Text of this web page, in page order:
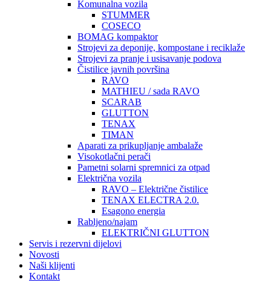
Komunalna vozila
STUMMER
COSECO
BOMAG kompaktor
Strojevi za deponije, kompostane i reciklaže
Strojevi za pranje i usisavanje podova
Čistilice javnih površina
RAVO
MATHIEU / sada RAVO
SCARAB
GLUTTON
TENAX
TIMAN
Aparati za prikupljanje ambalaže
Visokotlačni perači
Pametni solarni spremnici za otpad
Električna vozila
RAVO – Električne čistilice
TENAX ELECTRA 2.0.
Esagono energia
Rabljeno/najam
ELEKTRIČNI GLUTTON
Servis i rezervni dijelovi
Novosti
Naši klijenti
Kontakt